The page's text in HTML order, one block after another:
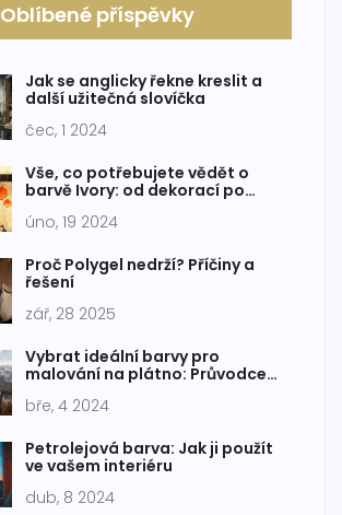
Oblíbené příspěvky
Jak se anglicky řekne kreslit a
další užitečná slovíčka
čec, 1 2024
Vše, co potřebujete vědět o
barvě Ivory: od dekorací po
úno, 19 2024
Proč Polygel nedrží? Příčiny a
řešení
zář, 28 2025
Vybrat ideální barvy pro
malování na plátno: Průvodce
bře, 4 2024
Petrolejová barva: Jak ji použít
ve vašem interiéru
dub, 8 2024